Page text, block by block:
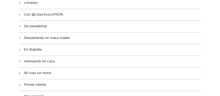
cócteles
Con @colectivoLAPEPA
De panaderías
Despertando mi masa madre
En Babette
Horneando en casa
Mi vida sin horno
Primer intento